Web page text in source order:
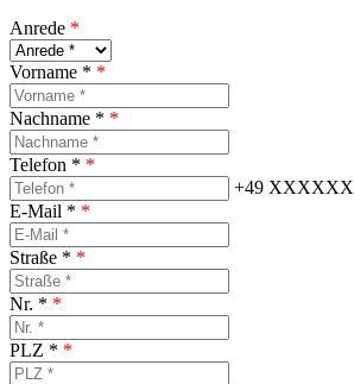
Anrede *
Vorname * *
Nachname * *
Telefon * *
+49 XXXXXX
E-Mail * *
Straße * *
Nr. * *
PLZ * *